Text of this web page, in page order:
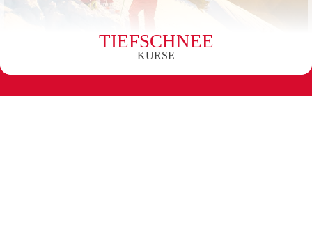
TIEFSCHNEE
KURSE